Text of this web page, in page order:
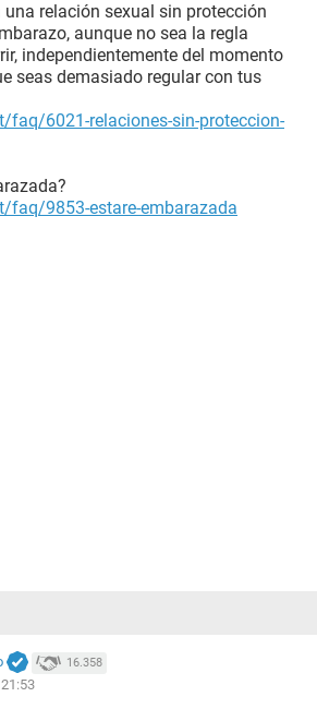
una relación sexual sin protección
aunque no sea la regla
independientemente del momento
seas demasiado regular con tus
faq/6021-relaciones-sin-proteccion-
faq/9853-estare-embarazada
16.358